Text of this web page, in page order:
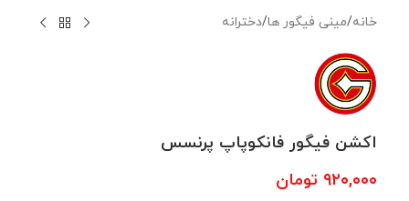
خانه/مینی فیگور ها/دخترانه
اکشن فیگور فانکوپاپ پرنسس
۹۲۰,۰۰۰ تومان